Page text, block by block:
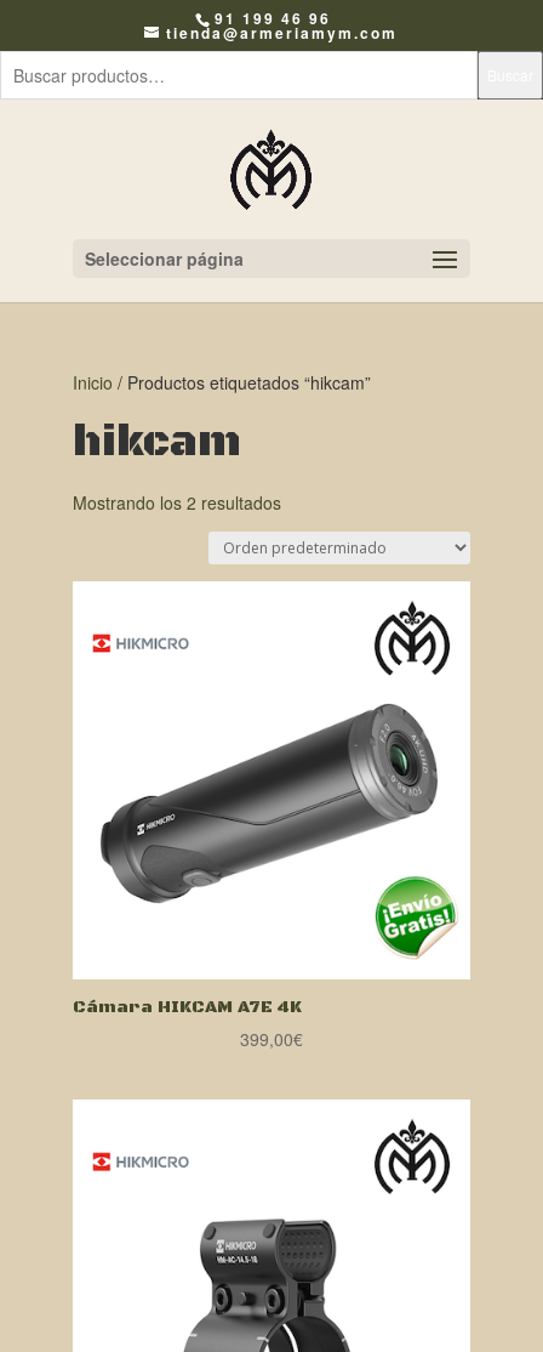
91 199 46 96
tienda@armeriamym.com
Seleccionar página
Inicio / Productos etiquetados “hikcam”
hikcam
Mostrando los 2 resultados
Cámara HIKCAM A7E 4K
399,00€